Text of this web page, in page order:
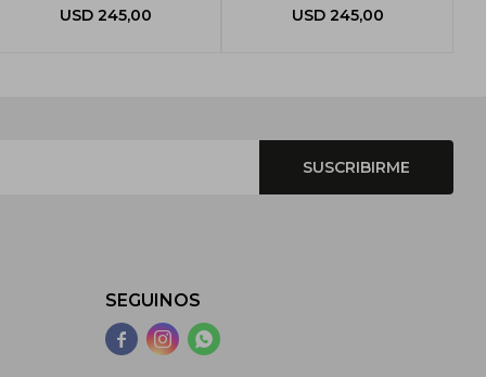
USD 245,00 USD 245,00
SUSCRIBIRME
SEGUINOS
  